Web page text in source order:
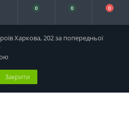
Харкова, 202 за попередньої
Закрити
0 0 0